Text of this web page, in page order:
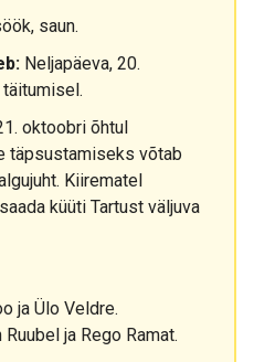
saun.
Neljapäeva, 20.
oktoobri õhtul
täpsustamiseks võtab
Kiirematel
küüti Tartust väljuva
ja Ülo Veldre.
ja Rego Ramat.